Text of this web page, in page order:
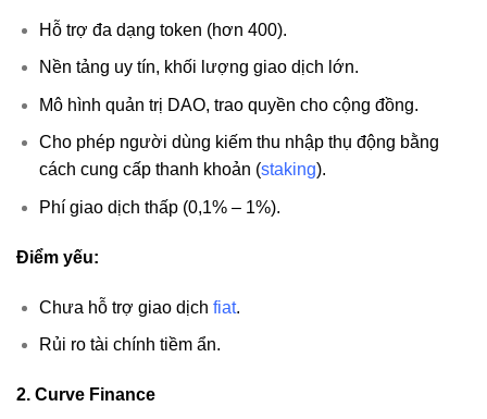
Hỗ trợ đa dạng token (hơn 400).
Nền tảng uy tín, khối lượng giao dịch lớn.
Mô hình quản trị DAO, trao quyền cho cộng đồng.
Cho phép người dùng kiếm thu nhập thụ động bằng
cách cung cấp thanh khoản (staking).
Phí giao dịch thấp (0,1% – 1%).
Điểm yếu:
Chưa hỗ trợ giao dịch fiat.
Rủi ro tài chính tiềm ẩn.
2. Curve Finance